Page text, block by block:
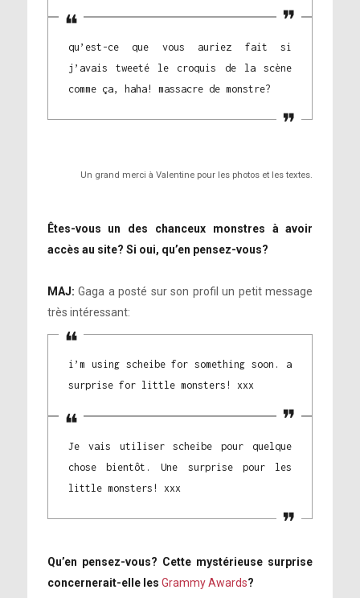
qu’est-ce que vous auriez fait si
j’avais tweeté le croquis de la scène
comme ça, haha! massacre de monstre?
Un grand merci à Valentine pour les photos et les textes.
Êtes-vous un des chanceux monstres à avoir
accès au site? Si oui, qu’en pensez-vous?
MAJ: Gaga a posté sur son profil un petit message
très intéressant:
i’m using scheibe for something soon. a
surprise for little monsters! xxx
Je vais utiliser scheibe pour quelque
chose bientôt. Une surprise pour les
little monsters! xxx
Qu’en pensez-vous? Cette mystérieuse surprise
concernerait-elle les Grammy Awards?